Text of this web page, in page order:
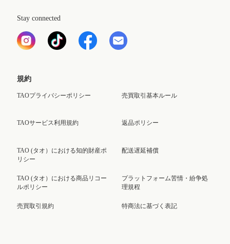
Stay connected
規約
TAOプライバシーポリシー
TAOサービス利用規約
TAO (タオ）における知的財産ポ
リシー
TAO (タオ）における商品リコー
ルポリシー
売買取引規約
売買取引基本ルール
返品ポリシー
配送遅延補償
プラットフォーム苦情・紛争処
理規程
特商法に基づく表記